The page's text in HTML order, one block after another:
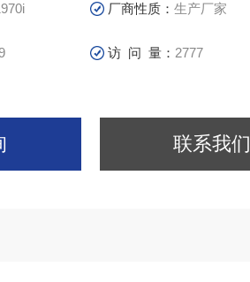
厂商性质：生产厂家
访 问 量： 2777
联系我们